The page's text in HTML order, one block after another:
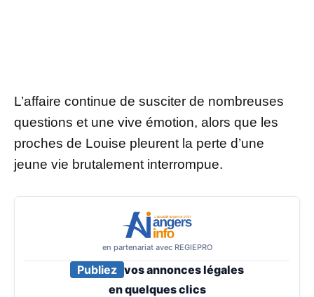
L’affaire continue de susciter de nombreuses
questions et une vive émotion, alors que les
proches de Louise pleurent la perte d’une
jeune vie brutalement interrompue.
en partenariat avec REGIEPRO
Publiez vos annonces légales
enquelques clics